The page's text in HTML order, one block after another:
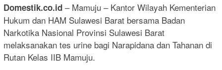
Domestik.co.id – Mamuju – Kantor Wilayah Kementerian
Hukum dan HAM Sulawesi Barat bersama Badan
Narkotika Nasional Provinsi Sulawesi Barat
melaksanakan tes urine bagi Narapidana dan Tahanan di
Rutan Kelas IIB Mamuju.